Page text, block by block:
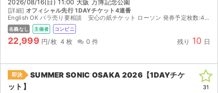
2026/08/16(日) 11:00 大阪 万博記念公園
[詳細] オフィシャル先行 1DAYチケット4連番
English OK バラ売り要相談 安心の紙チケット ローソン 発券予定枚数:4枚 2026/08/09(日) 14:00 ~ 2026/08/17(月) 21:00の間にお受取りく...
名義なし 主催者 コンビニ
22,999 円/枚 4 枚 0 件 残り 10 日
即決
SUMMER SONIC OSAKA 2026【1DAYチケ
ット】
31